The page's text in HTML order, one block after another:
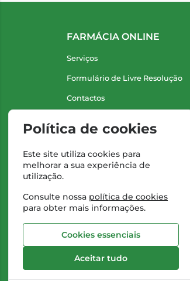
FARMÁCIA ONLINE
Serviços
Formulário de Livre Resolução
Contactos
Política de cookies
Este site utiliza cookies para
melhorar a sua experiência de
utilização.
Consulte nossa política de cookies
para obter mais informações.
Cookies essenciais
Aceitar tudo